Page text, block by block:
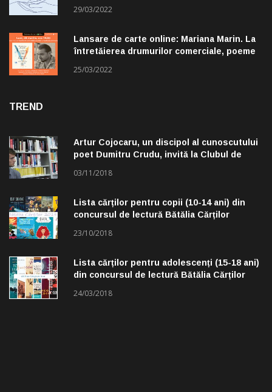
29/03/2022
Lansare de carte online: Mariana Marin. La
întretăierea drumurilor comerciale, poeme
25/03/2022
TREND
Artur Cojocaru, un discipol al cunoscutului
poet Dumitru Crudu, invită la Clubul de
03/11/2018
Lista cărților pentru copii (10-14 ani) din
concursul de lectură Bătălia Cărților
23/10/2018
Lista cărților pentru adolescenți (15-18 ani)
din concursul de lectură Bătălia Cărților
24/03/2018